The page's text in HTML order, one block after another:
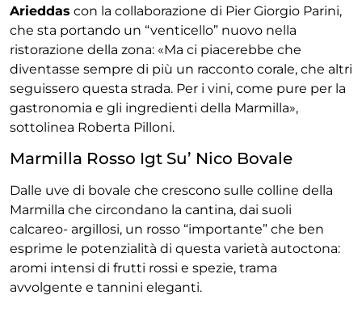
Arieddas con la collaborazione di Pier Giorgio Parini,
che sta portando un “venticello” nuovo nella
ristorazione della zona: «Ma ci piacerebbe che
diventasse sempre di più un racconto corale, che altri
seguissero questa strada. Per i vini, come pure per la
gastronomia e gli ingredienti della Marmilla»,
sottolinea Roberta Pilloni.
Marmilla Rosso Igt Su’ Nico Bovale
Dalle uve di bovale che crescono sulle colline della
Marmilla che circondano la cantina, dai suoli
calcareo- argillosi, un rosso “importante” che ben
esprime le potenzialità di questa varietà autoctona:
aromi intensi di frutti rossi e spezie, trama
avvolgente e tannini eleganti.